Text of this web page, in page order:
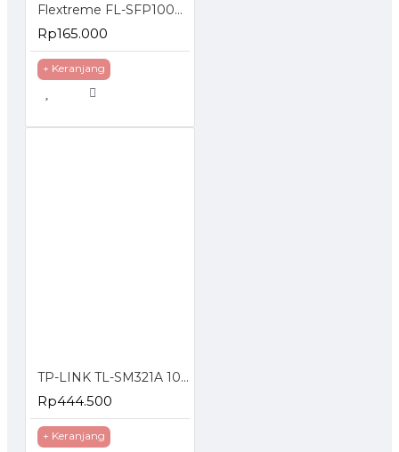
Flextreme FL-SFP1000SM-40 SFP Module 1000BaseLX Single Mode 40 Km
Rp165.000
+ Keranjang
TP-LINK TL-SM321A 1000Base-BX WDM Bi-Directional SFP Module
Rp444.500
+ Keranjang